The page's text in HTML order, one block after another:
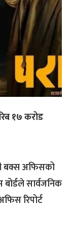
१७ करोड
बक्स अफिसको
सार्वजनिक
रिपोर्ट